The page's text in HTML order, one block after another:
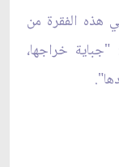
هذه الفقرة من
خراجها،